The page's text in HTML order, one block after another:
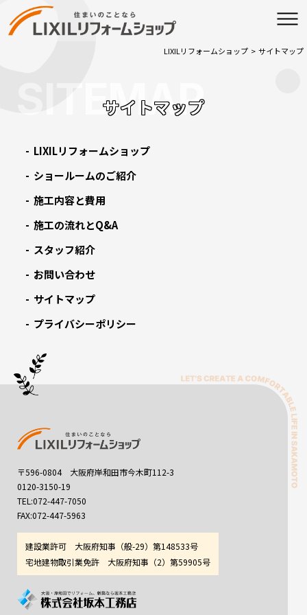
LIXILリフォームショップ > サイトマップ
サイトマップ
SITEMAP
LIXILリフォームショップ
ショールームのご紹介
施工内容と費用
施工の流れとQ&A
スタッフ紹介
お問い合わせ
サイトマップ
プライバシーポリシー
〒596-0804 大阪府岸和田市今木町112-3
0120-3150-19
TEL:072-447-7050
FAX:072-447-5963
建設業許可 大阪府知事（般-29）第148533号
宅地建物取引業免許 大阪府知事（2）第59905号